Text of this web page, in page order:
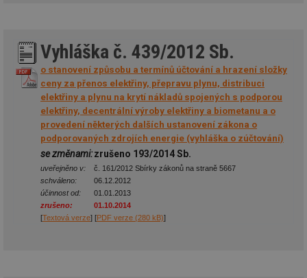
Vyhláška č. 439/2012 Sb.
o stanovení způsobu a termínů účtování a hrazení složky
ceny za přenos elektřiny, přepravu plynu, distribuci
elektřiny a plynu na krytí nákladů spojených s podporou
elektřiny, decentrální výroby elektřiny a biometanu a o
provedení některých dalších ustanovení zákona o
podporovaných zdrojích energie (vyhláška o zúčtování)
se změnami:zrušeno 193/2014 Sb.
uveřejněno v:
č. 161/2012 Sbírky zákonů na straně 5667
schváleno:
06.12.2012
účinnost od:
01.01.2013
zrušeno:
01.10.2014
[Textová verze] [PDF verze (280 kB)]